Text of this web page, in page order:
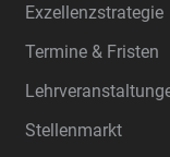
Exzellenzstrategie
Termine & Fristen
Stellenmarkt